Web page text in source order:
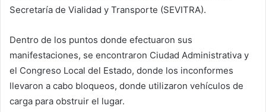
Secretaría de Vialidad y Transporte (SEVITRA).
Dentro de los puntos donde efectuaron sus
manifestaciones, se encontraron Ciudad Administrativa y
el Congreso Local del Estado, donde los inconformes
llevaron a cabo bloqueos, donde utilizaron vehículos de
carga para obstruir el lugar.